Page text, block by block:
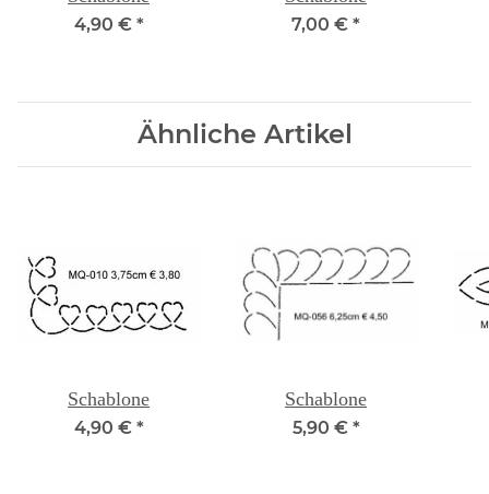
4,90 € * 7,00 € *
Ähnliche Artikel
Schablone
4,90 € *
Schablone
5,90 € *